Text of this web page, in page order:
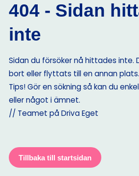
404 - Sidan
inte
Sidan du försöker nå hittades inte.
bort eller flyttats till en annan plats.
Tips! Gör en sökning så kan du
eller något i ämnet.
// Teamet på Driva Eget
Tillbaka till startsidan